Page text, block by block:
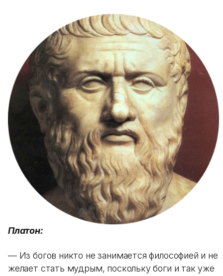
Платон:
— Из богов никто не занимается философией и не
желает стать мудрым, поскольку боги и так уже